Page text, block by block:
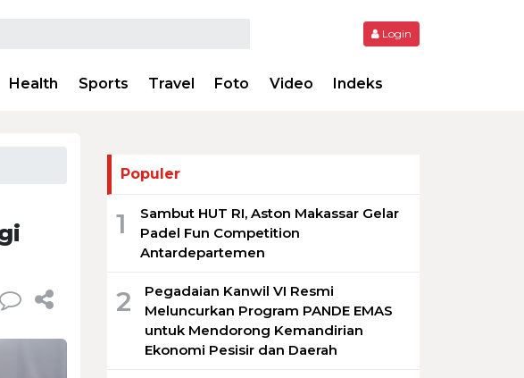
Login
Health Sports Travel Foto Video Indeks
Populer
1
Sambut HUT RI, Aston Makassar Gelar
Padel Fun Competition
Antardepartemen
2
Pegadaian Kanwil VI Resmi
Meluncurkan Program PANDE EMAS
untuk Mendorong Kemandirian
Ekonomi Pesisir dan Daerah